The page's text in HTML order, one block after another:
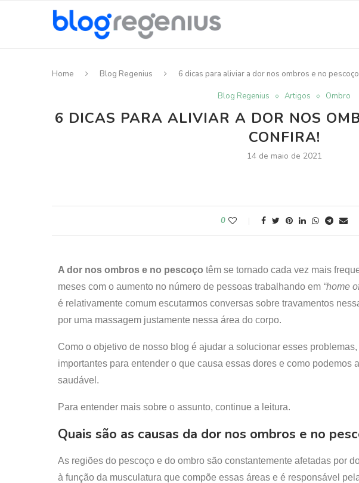
Home Blog Regenius 6 dicas para aliviar a dor nos ombros e no
Blog Regenius Artigos Ombro
6 DICAS PARA ALIVIAR A DOR NOS
CONFIRA!
14 de maio de 2021
0
A dor nos ombros e no pescoço têm se tornado cada vez mais
meses com o aumento no número de pessoas trabalhando em “home
é relativamente comum escutarmos conversas sobre travamentos
por uma massagem justamente nessa área do corpo.
Como o objetivo de nosso blog é ajudar a solucionar esses
importantes para entender o que causa essas dores e como podemos
saudável.
Para entender mais sobre o assunto, continue a leitura.
Quais são as causas da dor nos ombros e no
As regiões do pescoço e do ombro são constantemente afetadas por
à função da musculatura que compõe essas áreas e é responsável